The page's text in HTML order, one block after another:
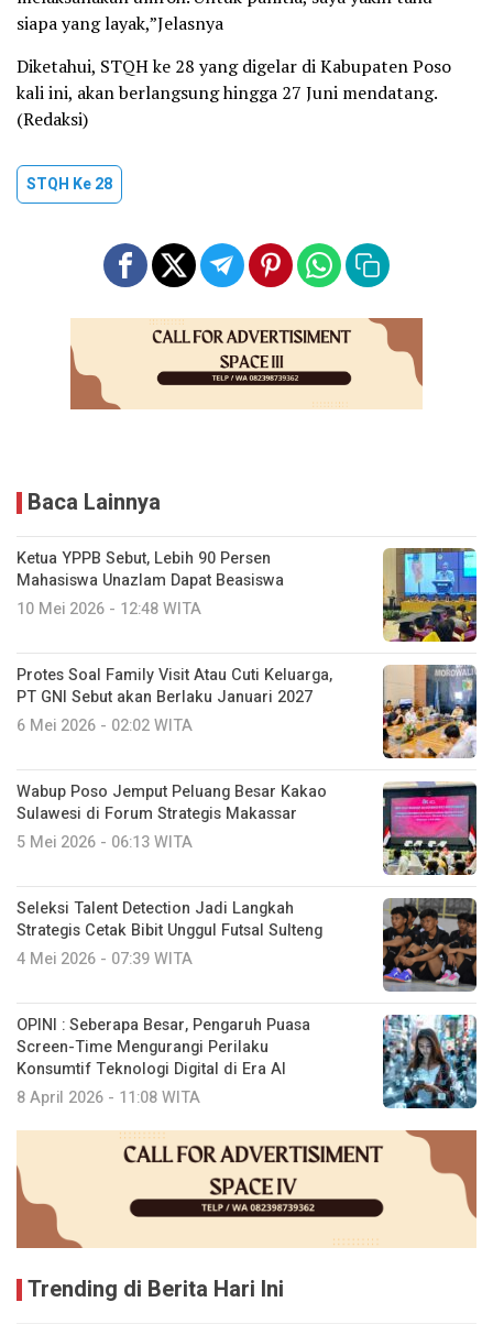
siapa yang layak,”Jelasnya
Diketahui, STQH ke 28 yang digelar di Kabupaten Poso
kali ini, akan berlangsung hingga 27 Juni mendatang.
(Redaksi)
STQH Ke 28
Baca Lainnya
Ketua YPPB Sebut, Lebih 90 Persen
Mahasiswa Unazlam Dapat Beasiswa
10 Mei 2026 - 12:48 WITA
Protes Soal Family Visit Atau Cuti Keluarga,
PT GNI Sebut akan Berlaku Januari 2027
6 Mei 2026 - 02:02 WITA
Wabup Poso Jemput Peluang Besar Kakao
Sulawesi di Forum Strategis Makassar
5 Mei 2026 - 06:13 WITA
Seleksi Talent Detection Jadi Langkah
Strategis Cetak Bibit Unggul Futsal Sulteng
4 Mei 2026 - 07:39 WITA
OPINI : Seberapa Besar, Pengaruh Puasa
Screen-Time Mengurangi Perilaku
Konsumtif Teknologi Digital di Era AI
8 April 2026 - 11:08 WITA
Trending di Berita Hari Ini